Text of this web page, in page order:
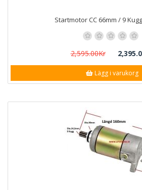
Startmotor CC 66mm / 9
2,595.00Kr
Lägg i varukorg